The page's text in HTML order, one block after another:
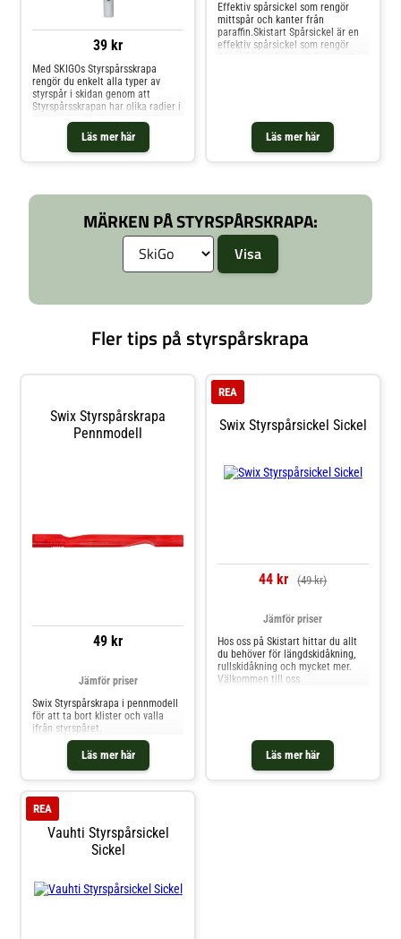
39 kr
Läs mer här
Med SKIGOs Styrspårsskrapa
rengör du enkelt alla typer av
styrspår i skidan genom att
Styrspårsskrapan har olika radier i
spåret. Styrspårsskrapan har en
förstärkt plast för att hålla
kanterna vassa under lång tid.
kan använda för att avlägsna
Börja alltid med att rensa
styrspåret på skidans belag när du
glidytorna ger en skyddande hinna
om du skulle slinta med
under lång tid• Avlägsnar paraffin
skidans belag • Avlägsnar paraffin
från skidans kanter
Läs mer här
Effektiv spårsickel som rengör
mittspår och kanter från
paraffin.Skistart Spårsickel är en
effektiv spårsickel som rengör
MÄRKEN PÅ STYRSPÅRSKRAPA:
Fler tips på styrspårskrapa
Swix Styrspårskrapa
Pennmodell
49 kr
Läs mer här
Jämför priser
Swix Styrspårskrapa i pennmodell
för att ta bort klister och valla
ifrån styrspåret.
Swix Styrspårsickel Sickel
REA
44 kr (49 kr)
Läs mer här
Jämför priser
Hos oss på Skistart hittar du allt
du behöver för längdskidåkning,
rullskidåkning och mycket mer.
Välkommen till oss.
Vauhti Styrspårsickel
Sickel
REA